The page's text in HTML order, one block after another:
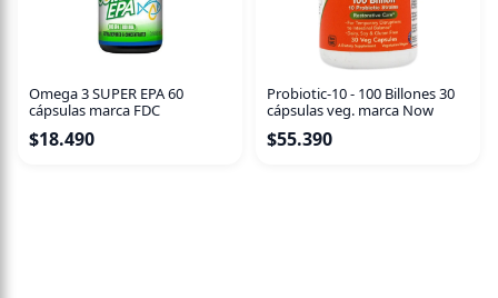
Omega 3 SUPER EPA 60
cápsulas marca FDC
$18.490
Probiotic-10 - 100 Billones 30
cápsulas veg. marca Now
$55.390